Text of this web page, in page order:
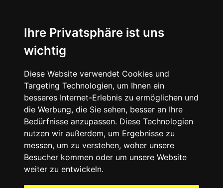
Ihre Privatsphäre ist uns
wichtig
Diese Website verwendet Cookies und
Targeting Technologien, um Ihnen ein
besseres Internet-Erlebnis zu ermöglichen und
die Werbung, die Sie sehen, besser an Ihre
Bedürfnisse anzupassen. Diese Technologien
nutzen wir außerdem, um Ergebnisse zu
messen, um zu verstehen, woher unsere
Besucher kommen oder um unsere Website
weiter zu entwickeln.